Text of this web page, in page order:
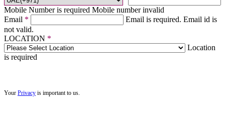
Mobile Number is required Mobile number invalid
Email * Email is required. Email id is
not valid.
LOCATION *
Location
is required
Your Privacy is important to us.